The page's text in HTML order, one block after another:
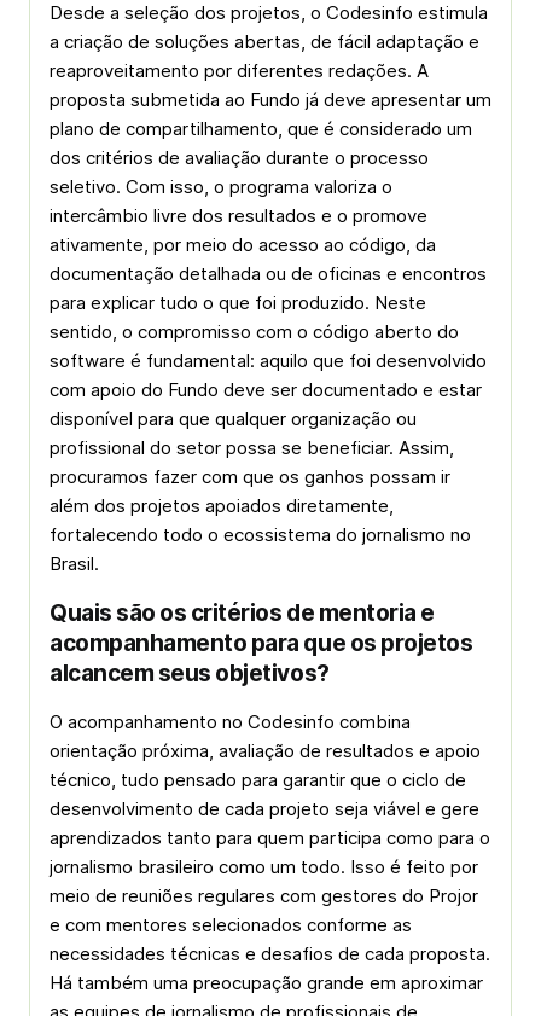
Desde a seleção dos projetos, o Codesinfo estimula
a criação de soluções abertas, de fácil adaptação e
reaproveitamento por diferentes redações. A
proposta submetida ao Fundo já deve apresentar um
plano de compartilhamento, que é considerado um
dos critérios de avaliação durante o processo
seletivo. Com isso, o programa valoriza o
intercâmbio livre dos resultados e o promove
ativamente, por meio do acesso ao código, da
documentação detalhada ou de oficinas e encontros
para explicar tudo o que foi produzido. Neste
sentido, o compromisso com o código aberto do
software é fundamental: aquilo que foi desenvolvido
com apoio do Fundo deve ser documentado e estar
disponível para que qualquer organização ou
profissional do setor possa se beneficiar. Assim,
procuramos fazer com que os ganhos possam ir
além dos projetos apoiados diretamente,
fortalecendo todo o ecossistema do jornalismo no
Brasil.
Quais são os critérios de mentoria e
acompanhamento para que os projetos
alcancem seus objetivos?
O acompanhamento no Codesinfo combina
orientação próxima, avaliação de resultados e apoio
técnico, tudo pensado para garantir que o ciclo de
desenvolvimento de cada projeto seja viável e gere
aprendizados tanto para quem participa como para o
jornalismo brasileiro como um todo. Isso é feito por
meio de reuniões regulares com gestores do Projor
e com mentores selecionados conforme as
necessidades técnicas e desafios de cada proposta.
Há também uma preocupação grande em aproximar